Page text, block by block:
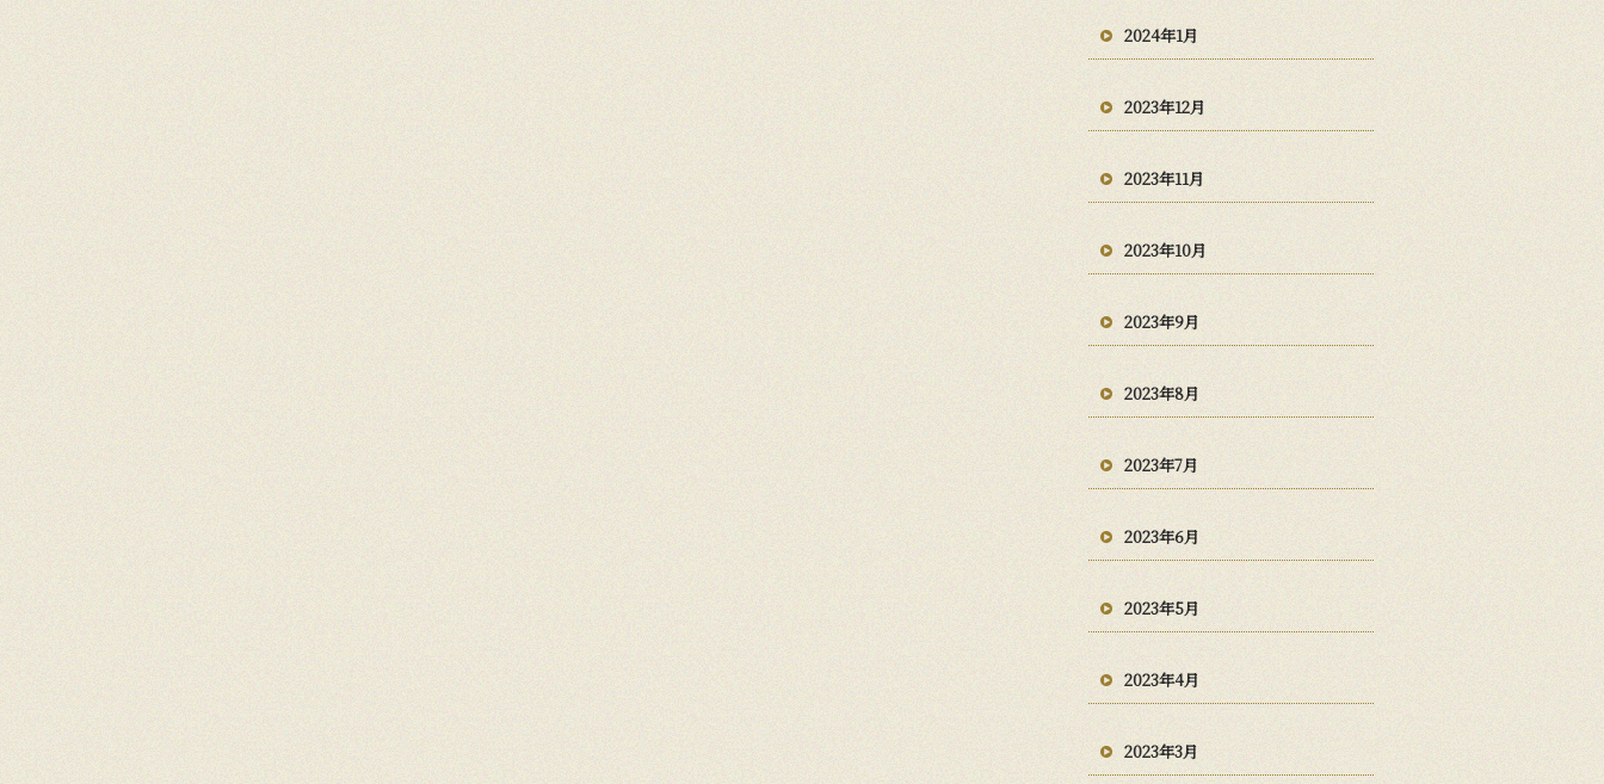
2024年1月
2023年12月
2023年11月
2023年10月
2023年9月
2023年8月
2023年7月
2023年6月
2023年5月
2023年4月
2023年3月